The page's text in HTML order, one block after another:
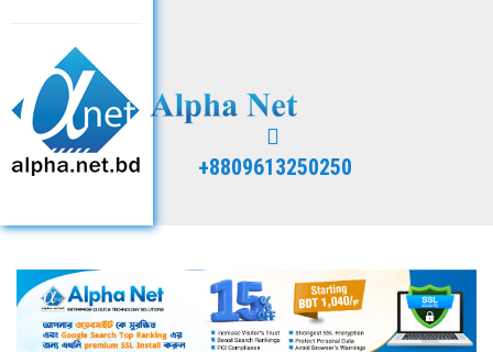
+8809613250250